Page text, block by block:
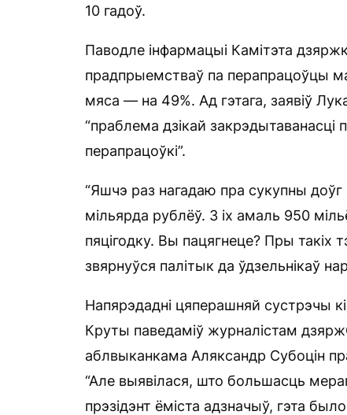
10 гадоў.
Паводле інфармацыі Камітэта
прадпрыемстваў па перапрацоўцы
мяса — на 49%. Ад гэтага, заявіў
“праблема дзікай
перапрацоўкі”.
“Яшчэ раз нагадаю пра сукупны
мільярда рублёў. З іх амаль 950
пяцігодку. Вы пацягнеце? Пры такіх
звярнуўся палітык да ўдзельнікаў
Напярэдадні цяперашняй сустрэчы
Круты паведаміў журналістам
аблвыканкама Аляксандр Субоцін
“Але выявілася, што большасць
прэзідэнт ёміста адзначыў, гэта